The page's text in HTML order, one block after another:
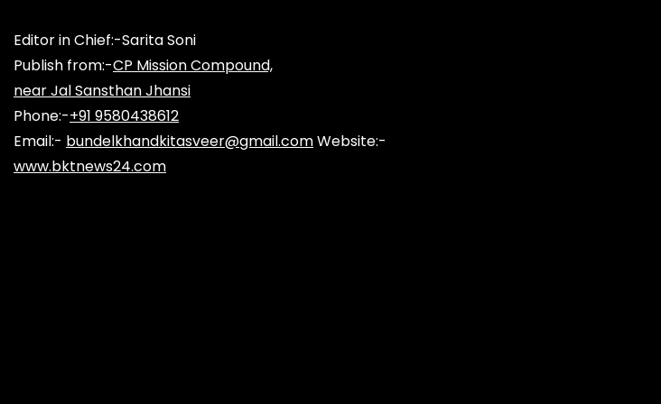
Editor in Chief:-Sarita Soni
Publish from:-CP Mission Compound,
near Jal Sansthan Jhansi
Phone:-+91 9580438612
Email:- bundelkhandkitasveer@gmail.comWebsite:-
www.bktnews24.com